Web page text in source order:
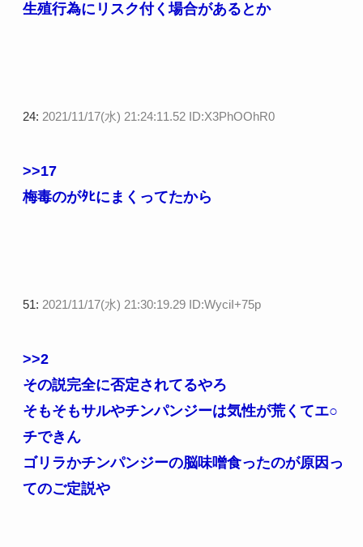
生殖行為にリスク付く場合があるとか
24: 2021/11/17(水) 21:24:11.52 ID:X3PhOOhR0
>>17
梅毒のがﾀﾋにまくってたから
51: 2021/11/17(水) 21:30:19.29 ID:WyciI+75p
>>2
その説完全に否定されてるやろ
そもそもサルやチンパンジーは気性が荒くてエ○
チできん
ゴリラかチンパンジーの脳味噌食ったのが原因っ
てのご定説や